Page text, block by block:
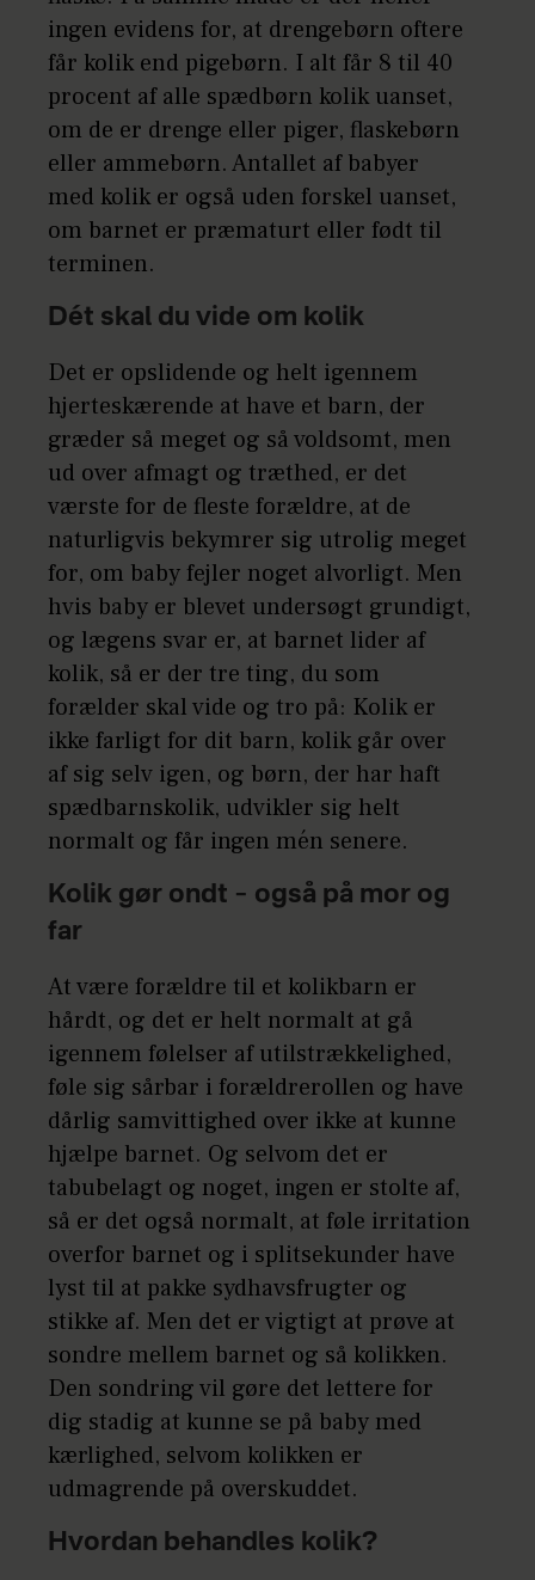
ingen evidens for, at drengebørn oftere
får kolik end pigebørn. I alt får 8 til 40
procent af alle spædbørn kolik uanset,
om de er drenge eller piger, flaskebørn
eller ammebørn. Antallet af babyer
med kolik er også uden forskel uanset,
om barnet er præmaturt eller født til
terminen.
Dét skal du vide om kolik
Det er opslidende og helt igennem
hjerteskærende at have et barn, der
græder så meget og så voldsomt, men
ud over afmagt og træthed, er det
værste for de fleste forældre, at de
naturligvis bekymrer sig utrolig meget
for, om baby fejler noget alvorligt. Men
hvis baby er blevet undersøgt grundigt,
og lægens svar er, at barnet lider af
kolik, så er der tre ting, du som
forælder skal vide og tro på: Kolik er
ikke farligt for dit barn, kolik går over
af sig selv igen, og børn, der har haft
spædbarnskolik, udvikler sig helt
normalt og får ingen mén senere.
Kolik gør ondt – også på mor og
far
At være forældre til et kolikbarn er
hårdt, og det er helt normalt at gå
igennem følelser af utilstrækkelighed,
føle sig sårbar i forældrerollen og have
dårlig samvittighed over ikke at kunne
hjælpe barnet. Og selvom det er
tabubelagt og noget, ingen er stolte af,
så er det også normalt, at føle irritation
overfor barnet og i splitsekunder have
lyst til at pakke sydhavsfrugter og
stikke af. Men det er vigtigt at prøve at
sondre mellem barnet og så kolikken.
Den sondring vil gøre det lettere for
dig stadig at kunne se på baby med
kærlighed, selvom kolikken er
udmagrende på overskuddet.
Hvordan behandles kolik?